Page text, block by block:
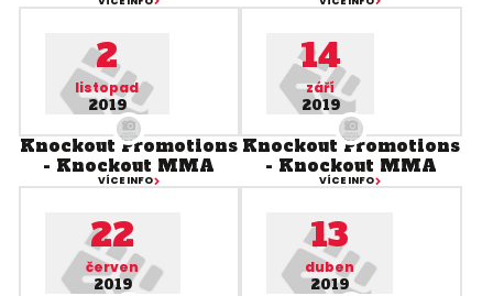
2
listopad
2019
Knockout Promotions
- Knockout MMA
VÍCE INFO
14
září
2019
Knockout Promotions
- Knockout MMA
VÍCE INFO
22
červen
2019
13
duben
2019